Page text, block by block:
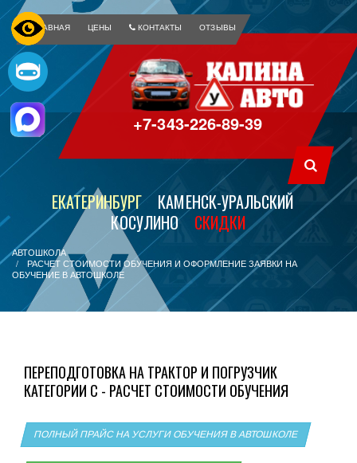
ГЛАВНАЯ ЦЕНЫ КОНТАКТЫ ОТЗЫВЫ
+7-343-226-89-39
ЕКАТЕРИНБУРГ
КАМЕНСК-УРАЛЬСКИЙ
КОСУЛИНО
СКИДКИ
АВТОШКОЛА
РАСЧЕТ СТОИМОСТИ ОБУЧЕНИЯ И ОФОРМЛЕНИЕ ЗАЯВКИ НА
ОБУЧЕНИЕ В АВТОШКОЛЕ
ПЕРЕПОДГОТОВКА НА ТРАКТОР И ПОГРУЗЧИК
КАТЕГОРИИ C - РАСЧЕТ СТОИМОСТИ ОБУЧЕНИЯ
ПОЛНЫЙ ПРАЙС НА УСЛУГИ ОБУЧЕНИЯ В АВТОШКОЛЕ